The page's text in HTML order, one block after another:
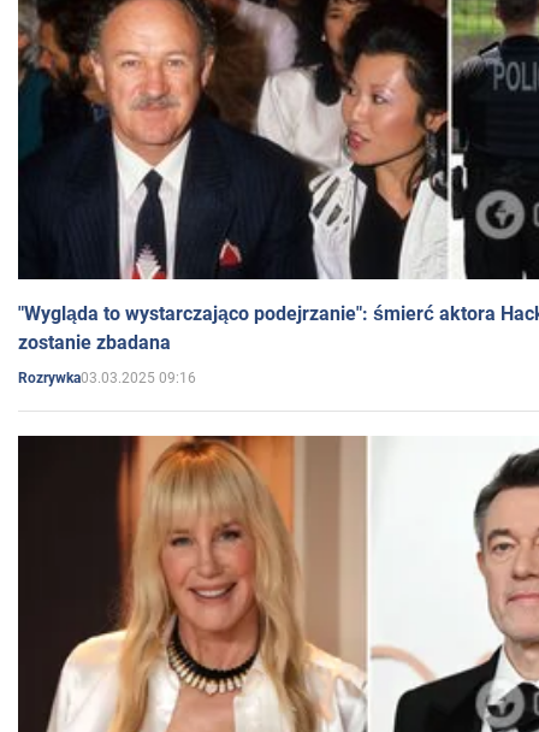
"Wygląda to wystarczająco podejrzanie": śmierć aktora
zostanie zbadana
Rozrywka03.03.2025 09:16